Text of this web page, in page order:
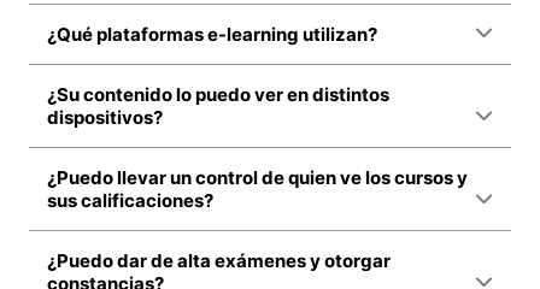
¿Qué plataformas e-learning utilizan?
¿Su contenido lo puedo ver en distintos
dispositivos?
¿Puedo llevar un control de quien ve los cursos y
sus calificaciones?
¿Puedo dar de alta exámenes y otorgar
constancias?